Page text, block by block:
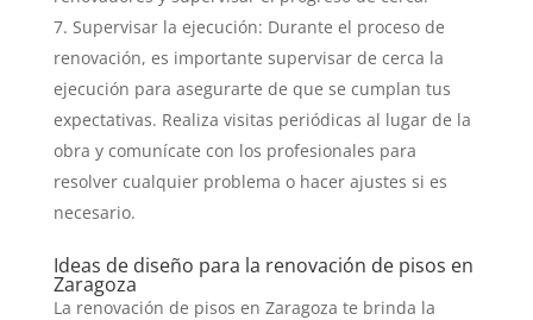
Supervisar la ejecución: Durante el proceso de
renovación, es importante supervisar de cerca la
ejecución para asegurarte de que se cumplan tus
expectativas. Realiza visitas periódicas al lugar de la
obra y comunícate con los profesionales para
resolver cualquier problema o hacer ajustes si es
necesario.
Ideas de diseño para la renovación de pisos en
Zaragoza
La renovación de pisos en Zaragoza te brinda la